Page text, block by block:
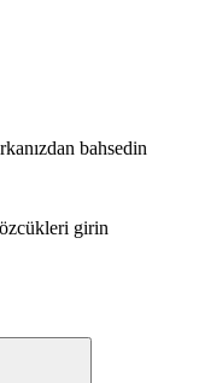
bahsedin
girin